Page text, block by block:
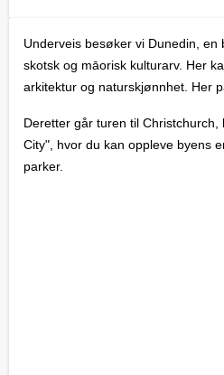
Underveis besøker vi Dunedin, en
skotsk og māorisk kulturarv. Her
arkitektur og naturskjønnhet. Her
Deretter går turen til Christchurch,
City", hvor du kan oppleve byens
parker.